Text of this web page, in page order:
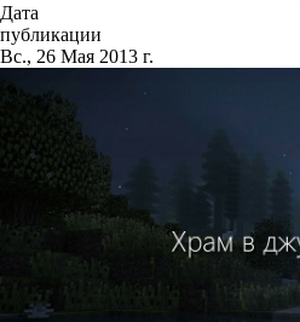
Дата
публикации
Вс., 26 Мая 2013 г.